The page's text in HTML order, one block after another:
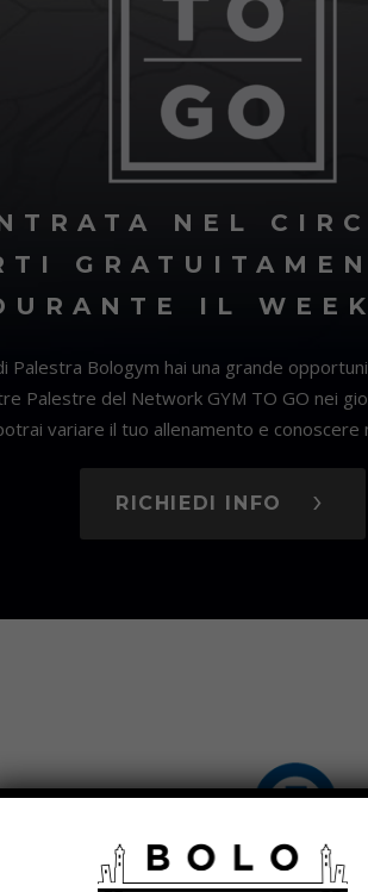
NEL
IL
Palestra Bologym hai una grande
Palestre del Network GYM TO GO nei
variare il tuo allenamento e conoscere
RICHIEDI INFO